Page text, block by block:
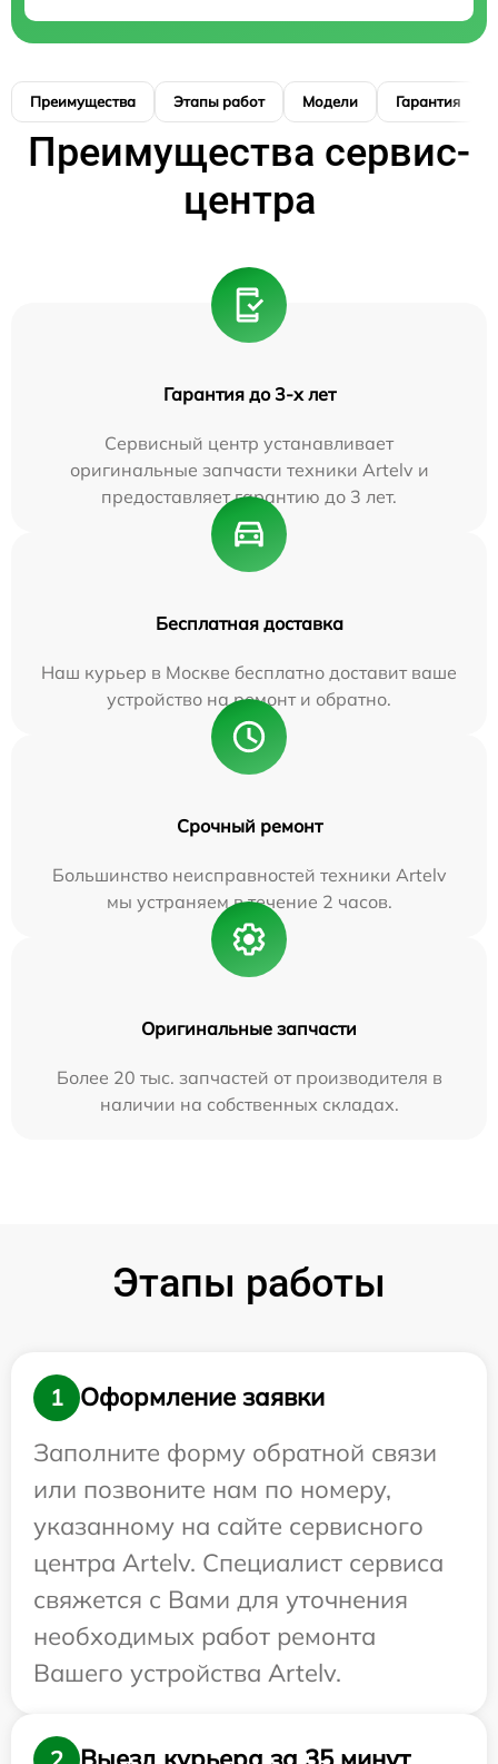
Преимущества Этапы работ Модели Гарантия
Преимущества сервис-
центра
Гарантия до 3-х лет
Сервисный центр устанавливает
оригинальные запчасти техники Artelv и
предоставляет гарантию до 3 лет.
Бесплатная доставка
Наш курьер в Москве бесплатно доставит ваше
устройство на ремонт и обратно.
Срочный ремонт
Большинство неисправностей техники Artelv
мы устраняем в течение 2 часов.
Оригинальные запчасти
Более 20 тыс. запчастей от производителя в
наличии на собственных складах.
Этапы работы
1
Оформление заявки
Заполните форму обратной связи
или позвоните нам по номеру,
указанному на сайте сервисного
центра Artelv. Специалист сервиса
свяжется с Вами для уточнения
необходимых работ ремонта
Вашего устройства Artelv.